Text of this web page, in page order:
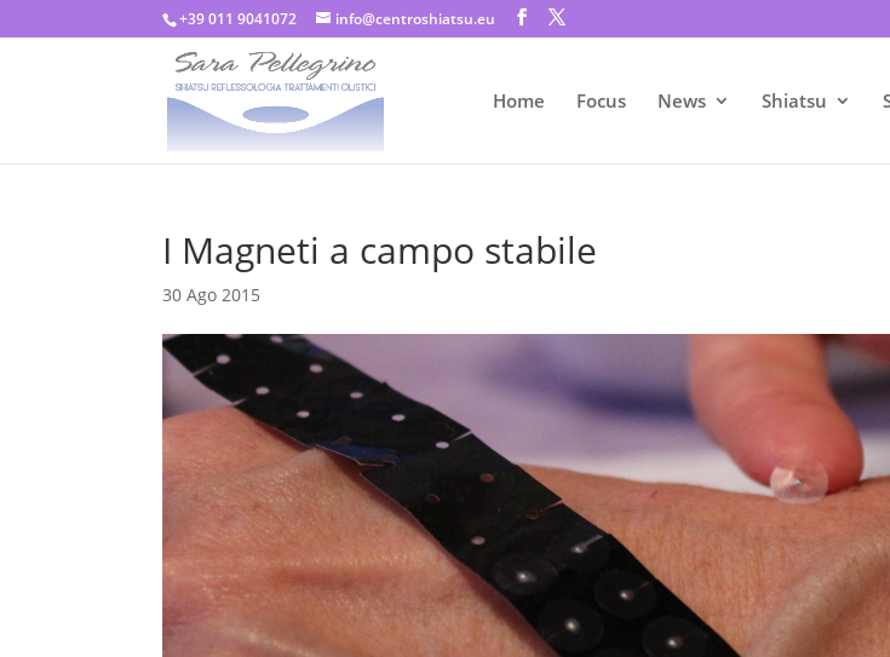
+39 011 9041072 info@centroshiatsu.eu
Home Focus News Shiatsu
I Magneti a campo stabile
30 Ago 2015